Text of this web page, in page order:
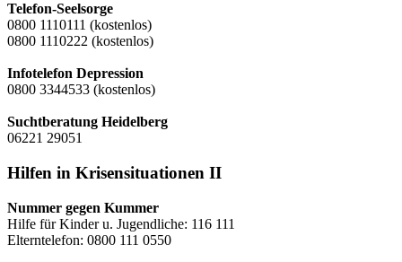
Telefon-Seelsorge
0800 1110111 (kostenlos)
0800 1110222 (kostenlos)
Infotelefon Depression
0800 3344533 (kostenlos)
Suchtberatung Heidelberg
06221 29051
Hilfen in Krisensituationen II
Nummer gegen Kummer
Hilfe für Kinder u. Jugendliche: 116 111
Elterntelefon: 0800 111 0550